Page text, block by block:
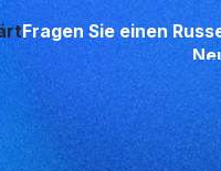
Fragen Sie einen